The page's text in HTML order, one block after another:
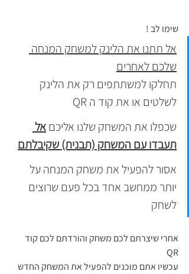
שימו לב !
אל תתנו את הלינק למשחק המנחה
שלכם לאחרים
תחלקו למשתתפים רק את הלינק
לשלטים או את קוד ה QR
שכפלו את המשחק שלנו אליכם אל
תעבדו עם המשחק (תבנית) שקיבלתם
אסור להפעיל את משחק המנחה על
יותר ממחשב אחד בכל פעם שרוצים
לשחק
אחרי שיצרתם לכם משחק והורדתם לכם קוד
QR
עכשיו אתם מוכנים להפעיל את המשחק החדש